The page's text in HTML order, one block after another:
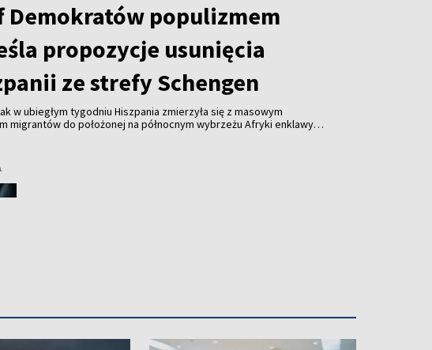
Demokratów populizmem
propozycje usunięcia
ze strefy Schengen
w ubiegłym tygodniu Hiszpania zmierzyła się z masowym
migrantów do położonej na północnym wybrzeżu Afryki enklawy
są przejawem populizmu.